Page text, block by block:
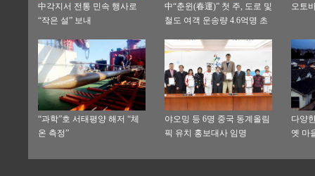
中각지서 전통 민속 행사로
“작은 설” 보내
中“춘윈(春運)” 첫 주, 도로 및
철도 여객 운송량 4.6억명 초
오토
“과학”호 서태평양 해저 “체
온 측정”
야오밍 등 6명 중국 동계올림
픽 유치 홍보대사 임명
다양
옛 마